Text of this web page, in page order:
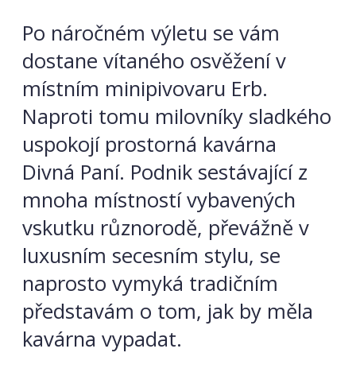
Po náročném výletu se vám
dostane vítaného osvěžení v
místním minipivovaru Erb.
Naproti tomu milovníky sladkého
uspokojí prostorná kavárna
Divná Paní. Podnik sestávající z
mnoha místností vybavených
vskutku různorodě, převážně v
luxusním secesním stylu, se
naprosto vymyká tradičním
představám o tom, jak by měla
kavárna vypadat.